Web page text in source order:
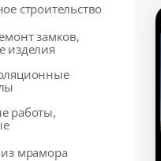
строительство
замков,
изделия
работы,
мрамора